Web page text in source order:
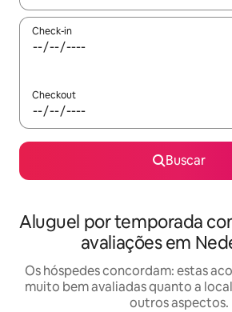
Check-in
Checkout
Buscar
Aluguel por temporada
avaliações em
Os hóspedes concordam: estas
muito bem avaliadas quanto a
outros aspectos.